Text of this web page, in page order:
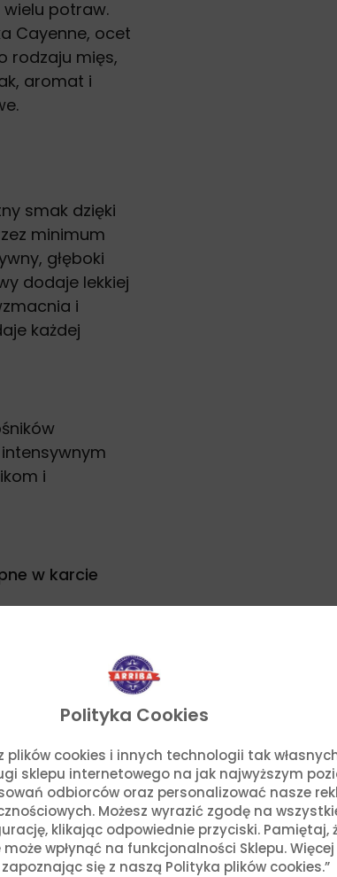
Polityka Cookies
plików cookies i innych technologii tak
sklepu internetowego na jak najwyższym
odbiorców oraz personalizować nasze
Możesz wyrazić zgodę na
klikając odpowiednie przyciski. Pamiętaj,
wpłynąć na funkcjonalności Sklepu.
zapoznając się z naszą Polityka plików cookies.”
potraw.
Cayenne, ocet
rodzaju mięs,
aromat i
smak dzięki
minimum
głęboki
dodaje lekkiej
i
każdej
i
w karcie
z naszymi